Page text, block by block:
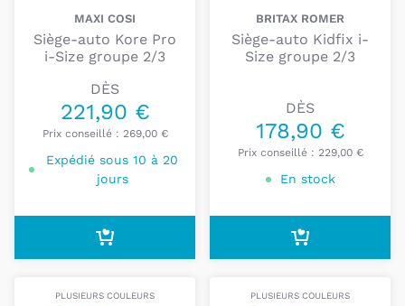
MAXI COSI
Siège-auto Kore Pro
i-Size groupe 2/3
DÈS
221,90 €
Prix conseillé : 269,00 €
Expédié sous 10 à 20
jours
BRITAX ROMER
Siège-auto Kidfix i-
Size groupe 2/3
DÈS
178,90 €
Prix conseillé : 229,00 €
En stock
PLUSIEURS COULEURS PLUSIEURS COULEURS